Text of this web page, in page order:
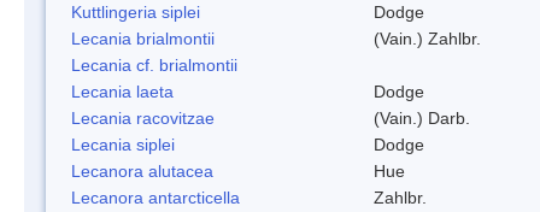
Kuttlingeria siplei
Dodge
Lecania brialmontii
(Vain.) Zahlbr.
Lecania cf. brialmontii
Lecania laeta
Dodge
Lecania racovitzae
(Vain.) Darb.
Lecania siplei
Dodge
Lecanora alutacea
Hue
Lecanora antarcticella
Zahlbr.